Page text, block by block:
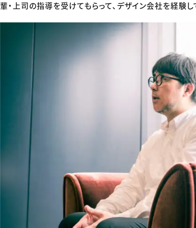
輩・上司の指導を受けてもらって、デザイン会社を経験し